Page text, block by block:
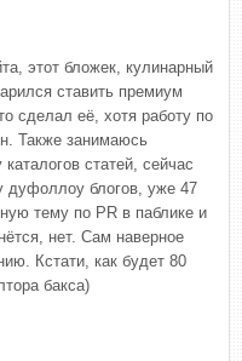
этот бложек, кулинарный
ставить премиум
сделал её, хотя работу по
Также занимаюсь
статей, сейчас
дуфоллоу блогов, уже 47
тему по PR в паблике и
нет. Сам наверное
Кстати, как будет 80
бакса)